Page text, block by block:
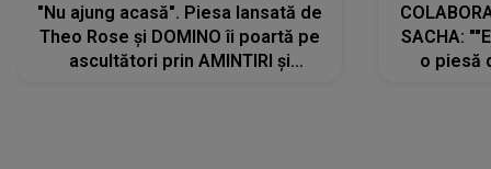
"Nu ajung acasă". Piesa lansată de
Theo Rose și DOMINO îi poartă pe
ascultători prin AMINTIRI și
SACHA:
o piesă